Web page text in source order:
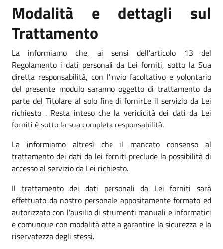
Modalità e dettagli sul
Trattamento
La informiamo che, ai sensi dell'articolo 13 del
Regolamento i dati personali da Lei forniti, sotto la Sua
diretta responsabilità, con l'invio facoltativo e volontario
del presente modulo saranno oggetto di trattamento da
parte del Titolare al solo fine di fornirLe il servizio da Lei
richiesto . Resta inteso che la veridicità dei dati da Lei
forniti è sotto la sua completa responsabilità.
La informiamo altresì che il mancato consenso al
trattamento dei dati da lei forniti preclude la possibilità di
accesso al servizio da Lei richiesto.
Il trattamento dei dati personali da Lei forniti sarà
effettuato da nostro personale appositamente formato ed
autorizzato con l'ausilio di strumenti manuali e informatici
e comunque con modalità atte a garantire la sicurezza e la
riservatezza degli stessi.